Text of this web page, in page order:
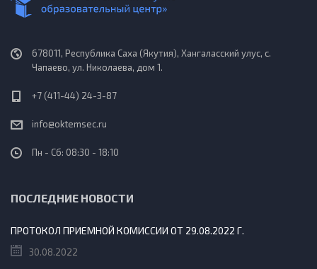
678011, Республика Саха (Якутия), Хангаласский улус, с.
Чапаево, ул. Николаева, дом 1.
+7 (411-44) 24-3-87
info@oktemsec.ru
Пн - Сб: 08:30 - 18:10
ПОСЛЕДНИЕ НОВОСТИ
ПРОТОКОЛ ПРИЕМНОЙ КОМИССИИ ОТ 29.08.2022 Г.
30.08.2022